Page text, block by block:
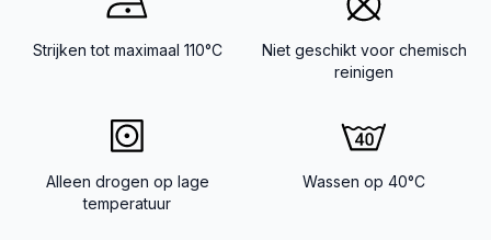
Strijken tot maximaal 110°C
Niet geschikt voor chemisch
reinigen
Alleen drogen op lage
temperatuur
Wassen op 40°C